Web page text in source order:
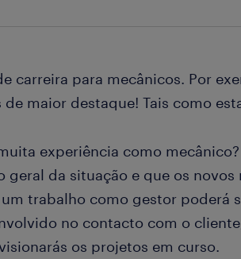
carreira para mecânicos. Por
maior destaque! Tais como
experiência como mecânico?
geral da situação e que os novos
trabalho como gestor poderá
no contacto com o
os projetos em curso.